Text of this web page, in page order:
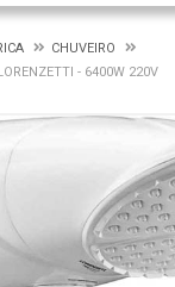
CHUVEIRO
- 6400W 220V